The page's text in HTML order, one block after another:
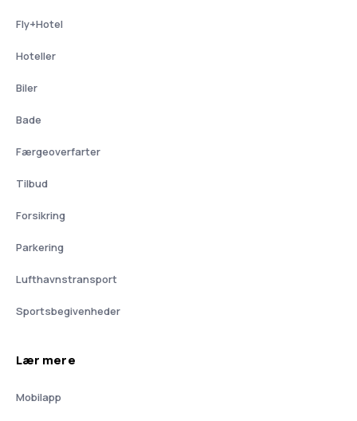
Fly+Hotel
Hoteller
Biler
Bade
Færgeoverfarter
Tilbud
Forsikring
Parkering
Lufthavnstransport
Sportsbegivenheder
Lær mere
Mobilapp